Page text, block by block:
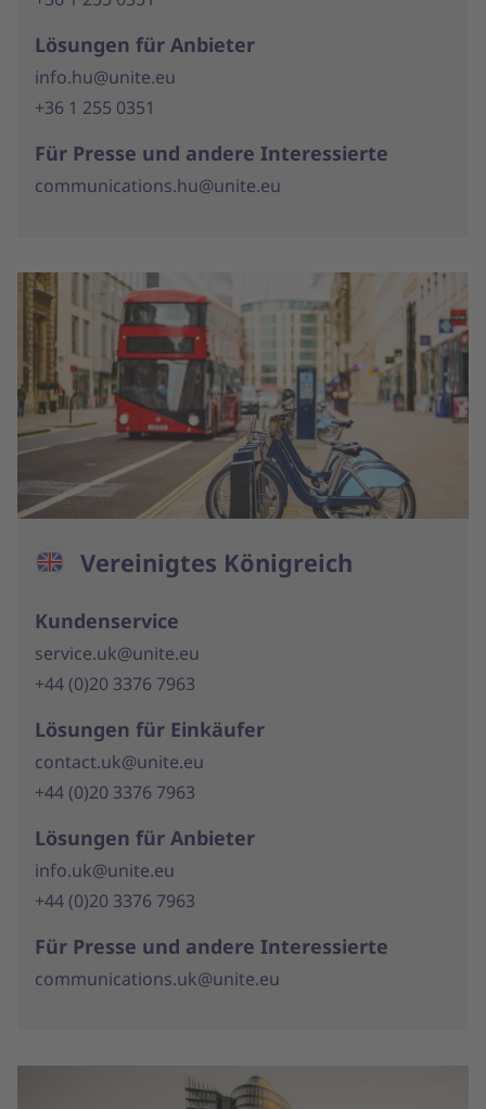
Lösungen für Anbieter
info.hu@unite.eu
+36 1 255 0351
Für Presse und andere Interessierte
communications.hu@unite.eu
Vereinigtes Königreich
Kundenservice
service.uk@unite.eu
+44 (0)20 3376 7963
Lösungen für Einkäufer
contact.uk@unite.eu
+44 (0)20 3376 7963
Lösungen für Anbieter
info.uk@unite.eu
+44 (0)20 3376 7963
Für Presse und andere Interessierte
communications.uk@unite.eu